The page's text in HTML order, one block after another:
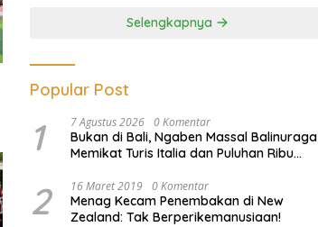
Selengkapnya
Popular Post
1 7 Agustus 2026 0 Komentar
Bukan di Bali, Ngaben Massal Balinuraga
Memikat Turis Italia dan Puluhan Ribu
2 16 Maret 2019 0 Komentar
Menag Kecam Penembakan di New
Zealand: Tak Berperikemanusiaan!